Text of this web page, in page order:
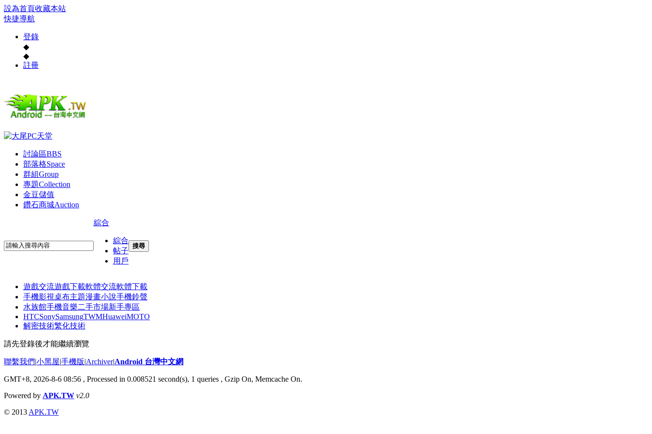
設為首頁收藏本站
快捷導航
登錄
◆
◆
註冊
討論區BBS
部落格Space
群組Group
專題Collection
金豆儲值
鑽石商城Auction
綜合
綜合
帖子
用戶
搜尋
遊戲交流遊戲下載軟體交流軟體下載
手機影視桌布主題漫畫小說手機鈴聲
水族館手機音樂二手市場新手專區
HTCSonySamsungTWMHuaweiMOTO
解密技術繁化技術
請先登錄後才能繼續瀏覽
聯繫我們|小黑屋|手機版|Archiver|Android 台灣中文網
GMT+8, 2026-8-6 08:56 , Processed in 0.008521 second(s), 1 queries , Gzip On, Memcache On.
Powered by APK.TW v2.0
© 2013 APK.TW